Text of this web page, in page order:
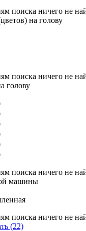
поиска ничего не
на голову
поиска ничего не
голову
поиска ничего не
машины
поиска ничего не
(22)